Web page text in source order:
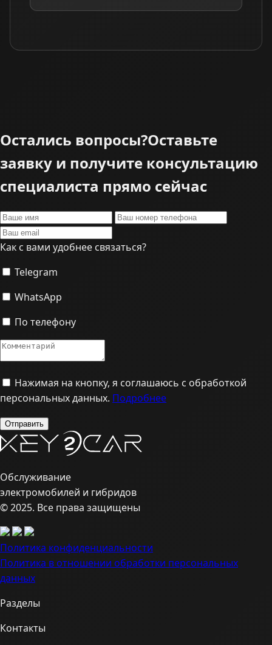
Остались вопросы?Оставьте
заявку и получите консультацию
специалиста прямо сейчас
Как с вами удобнее связаться?
Telegram
WhatsApp
По телефону
Нажимая на кнопку, я соглашаюсь с обработкой
персональных данных. Подробнее
Обслуживание
электромобилей и гибридов
© 2025. Все права защищены
Политика конфиденциальности
Политика в отношении обработки персональных
данных
Разделы
Контакты